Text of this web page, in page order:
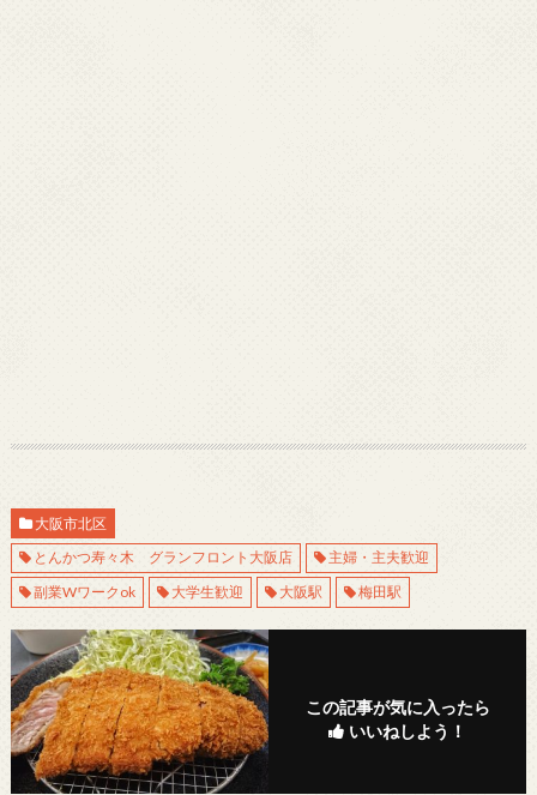
大阪市北区
とんかつ寿々木 グランフロント大阪店
主婦・主夫歓迎
副業Wワークok
大学生歓迎 大阪駅 梅田駅
この記事が気に入ったら
いいねしよう！